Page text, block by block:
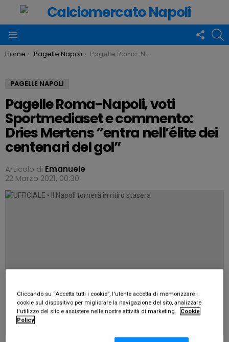
US
You are here:
Home Pagelle Napoli Pagelle Roma-Napoli, voti Sportmediaset e commento: Dries Mertens “entra nell’élite dei centenari del gol”
PAGELLE NAPOLI
Pagelle Roma-Napoli, voti
Sportmediaset e commento:
Dries Mertens “entra nell’élite dei
centenari del gol”
Articolo di Emanuele
22 Marzo 2021, 00:30
Cliccando su “Accetta tutti i cookie”, l'utente accetta di memorizzare i
cookie sul dispositivo per migliorare la navigazione del sito, analizzare
l'utilizzo del sito e assistere nelle nostre attività di marketing.
Cookie
Policy